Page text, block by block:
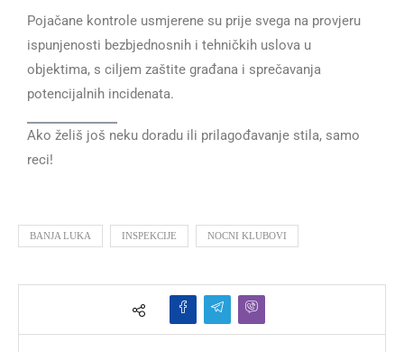
Pojačane kontrole usmjerene su prije svega na provjeru
ispunjenosti bezbjednosnih i tehničkih uslova u
objektima, s ciljem zaštite građana i sprečavanja
potencijalnih incidenata.
Ako želiš još neku doradu ili prilagođavanje stila, samo
reci!
BANJA LUKA INSPEKCIJE NOCNI KLUBOVI